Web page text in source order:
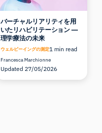
バーチャルリアリティを用
いたリハビリテーション ―
理学療法の未来
ウェルビーイングの測定1 min read
Francesca Marchionne
Updated 27/05/2026